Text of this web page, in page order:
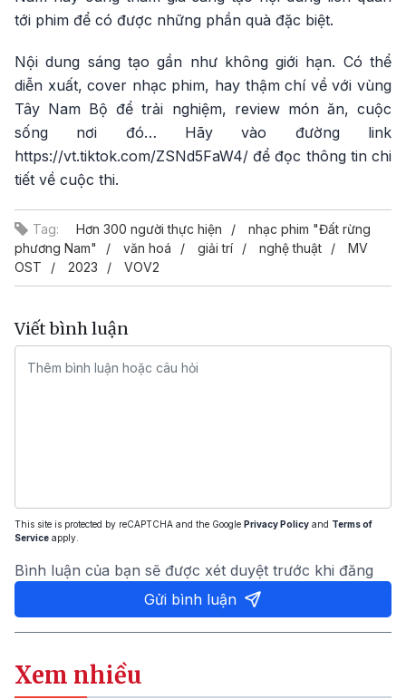
tới phim để có được những phần quà đặc biệt.
Nội dung sáng tạo gần như không giới hạn. Có thể
diễn xuất, cover nhạc phim, hay thậm chí về với vùng
Tây Nam Bộ để trải nghiệm, review món ăn, cuộc
sống nơi đó… Hãy vào đường link
https://vt.tiktok.com/ZSNd5FaW4/ để đọc thông tin chi
tiết về cuộc thi.
Tag: Hơn 300 người thực hiện
nhạc phim "Đất rừng
phương Nam"
văn hoá giải trí nghệ thuật
MV
OST
2023 VOV2
Viết bình luận
This site is protected by reCAPTCHA and the Google Privacy Policy and Terms of
Service apply.
Bình luận của bạn sẽ được xét duyệt trước khi đăng
Gửi bình luận
Xem nhiều